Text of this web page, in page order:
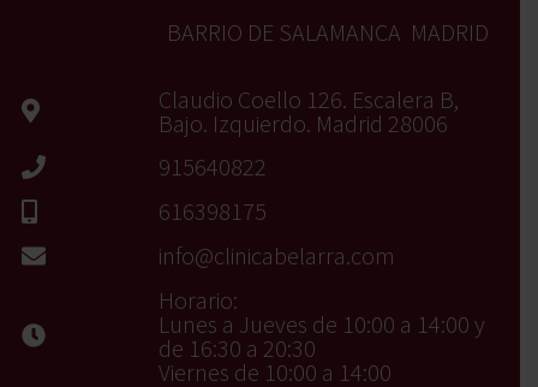
BARRIO DE SALAMANCA MADRID
Claudio Coello 126. Escalera B,
Bajo. Izquierdo. Madrid 28006
915640822
616398175
info@clinicabelarra.com
Horario:
Lunes a Jueves de 10:00 a 14:00 y
de 16:30 a 20:30
Viernes de 10:00 a 14:00